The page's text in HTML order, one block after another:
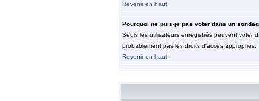
Revenir en haut
Pourquoi ne puis-je pas voter dans un
Seuls les utilisateurs enregistrés peuvent voter
probablement pas les droits d'accès appropriés.
Revenir en haut